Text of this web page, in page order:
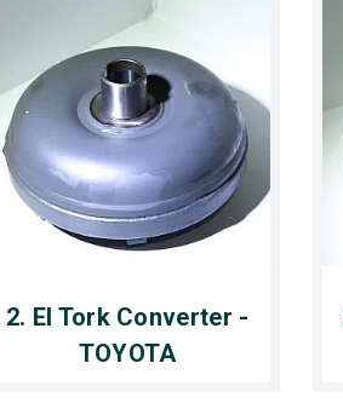
2. El Tork Converter -
TOYOTA